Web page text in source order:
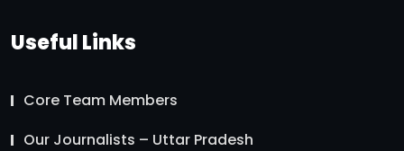
Useful Links
Core Team Members
Our Journalists – Uttar Pradesh